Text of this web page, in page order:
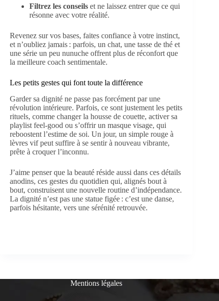
Filtrez les conseils et ne laissez entrer que ce qui
résonne avec votre réalité.
Revenez sur vos bases, faites confiance à votre instinct,
et n’oubliez jamais : parfois, un chat, une tasse de thé et
une série un peu nunuche offrent plus de réconfort que
la meilleure coach sentimentale.
Les petits gestes qui font toute la différence
Garder sa dignité ne passe pas forcément par une
révolution intérieure. Parfois, ce sont justement les petits
rituels, comme changer la housse de couette, activer sa
playlist feel-good ou s’offrir un masque visage, qui
reboostent l’estime de soi. Un jour, un simple rouge à
lèvres vif peut suffire à se sentir à nouveau vibrante,
prête à croquer l’inconnu.
J’aime penser que la beauté réside aussi dans ces détails
anodins, ces gestes du quotidien qui, alignés bout à
bout, construisent une nouvelle routine d’indépendance.
La dignité n’est pas une statue figée : c’est une danse,
parfois hésitante, vers une sérénité retrouvée.
Mentions légales